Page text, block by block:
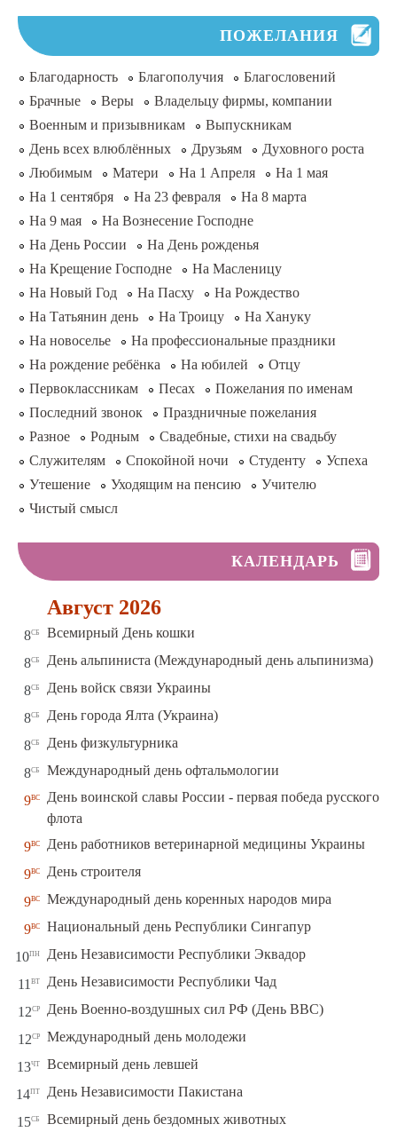
ПОЖЕЛАНИЯ
Благодарность Благополучия
Благословений
Брачные
Веры
Владельцу фирмы, компании
Военным и призывникам
Выпускникам
День всех влюблённых
Друзьям
Духовного роста
Любимым
Матери На 1 Апреля
На 1 мая
На 1 сентября
На 23 февраля
На 8 марта
На 9 мая
На Вознесение Господне
На День России
На День рожденья
На Крещение Господне
На Масленицу
На Новый Год
На Пасху
На Рождество
На Татьянин день
На Троицу
На Хануку
На новоселье
На профессиональные праздники
На рождение ребёнка
На юбилей
Отцу
Первоклассникам
Песах
Пожелания по именам
Последний звонок
Праздничные пожелания
Разное
Родным
Свадебные, стихи на свадьбу
Служителям
Спокойной ночи Студенту
Успеха
Утешение
Уходящим на пенсию
Учителю
Чистый смысл
КАЛЕНДАРЬ
Август 2026
8сб Всемирный День кошки
8сб День альпиниста (Международный день альпинизма)
8сб День войск связи Украины
8сб День города Ялта (Украина)
8сб День физкультурника
8сб Международный день офтальмологии
9вс
День воинской славы России - первая победа русского
флота
9вс День работников ветеринарной медицины Украины
9вс День строителя
9вс Международный день коренных народов мира
9вс Национальный день Республики Сингапур
10пн День Независимости Республики Эквадор
11 вт День Независимости Республики Чад
12ср День Военно-воздушных сил РФ (День ВВС)
12ср Международный день молодежи
13чт Всемирный день левшей
14пт День Независимости Пакистана
15сб Всемирный день бездомных животных